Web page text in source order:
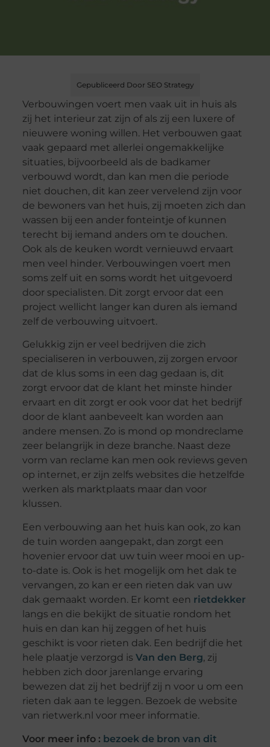
Gepubliceerd Door SEO Strategy
Verbouwingen voert men vaak uit in huis als
zij het interieur zat zijn of als zij een luxere of
nieuwere woning willen. Het verbouwen gaat
vaak gepaard met allerlei ongemakkelijke
situaties, bijvoorbeeld als de badkamer
verbouwd wordt, dan kan men die periode
niet douchen, dit kan zeer vervelend zijn voor
de bewoners van het huis, zij moeten zich dan
wassen bij een ander fonteintje of kunnen
terecht bij iemand anders om te douchen.
Ook als de keuken wordt vernieuwd ervaart
men veel hinder. Verbouwingen voert men
soms zelf uit en soms wordt het uitgevoerd
door specialisten. Dit zorgt ervoor dat een
project wellicht langer kan duren als iemand
zelf de verbouwing uitvoert.
Gelukkig zijn er veel bedrijven die zich
specialiseren in verbouwen, zij zorgen ervoor
dat de klus soms in een dag gedaan is, dit
zorgt ervoor dat de klant het minste hinder
ervaart en dit zorgt er ook voor dat het bedrijf
door de klant aanbeveelt kan worden aan
andere mensen. Zo is mond op mondreclame
zeer belangrijk in deze branche. Naast deze
vorm van reclame kan men ook reviews geven
op internet, er zijn zelfs websites die hetzelfde
werken als marktplaats maar dan voor
klussen.
Een verbouwing aan het huis kan ook, zo kan
de tuin worden aangepakt, dan zorgt een
hovenier ervoor dat uw tuin weer mooi en up-
to-date is. Ook is het mogelijk om het dak te
vervangen, zo kan er een rieten dak van uw
dak gemaakt worden. Er komt een rietdekker
langs en die bekijkt de situatie rondom het
huis en dan kan hij zeggen of het huis
geschikt is voor rieten dak. Een bedrijf die het
hele plaatje verzorgd is Van den Berg, zij
hebben zich door jarenlange ervaring
bewezen dat zij het bedrijf zij n voor u om een
rieten dak aan te leggen. Bezoek de website
van rietwerk.nl voor meer informatie.
Voor meer info : bezoek de bron van dit